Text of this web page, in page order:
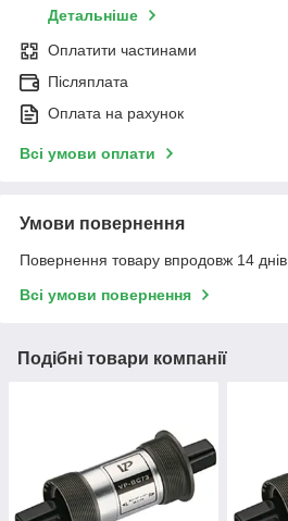
Детальніше
Оплатити частинами
Післяплата
Оплата на рахунок
Всі умови оплати
Умови повернення
Повернення товару впродовж 14
Всі умови повернення
Подібні товари компанії